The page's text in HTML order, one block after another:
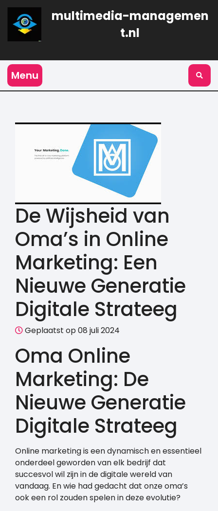
Naar
inhoud
gaan
multimedia-managemen
t.nl
Menu
De Wijsheid van
Oma’s in Online
Marketing: Een
Nieuwe Generatie
Digitale Strateeg
Geplaatst op 08 juli 2024
Oma Online
Marketing: De
Nieuwe Generatie
Digitale Strateeg
Online marketing is een dynamisch en essentieel
onderdeel geworden van elk bedrijf dat
succesvol wil zijn in de digitale wereld van
vandaag. En wie had gedacht dat onze oma’s
ook een rol zouden spelen in deze evolutie?